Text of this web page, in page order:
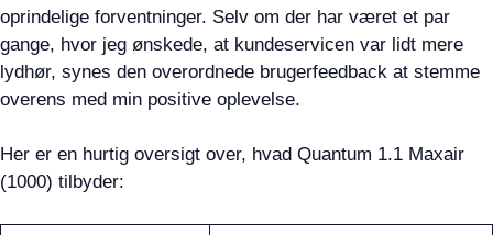
oprindelige forventninger. Selv om der har været et par
gange, hvor jeg ønskede, at kundeservicen var lidt mere
lydhør, synes den overordnede brugerfeedback at stemme
overens med min positive oplevelse.
Her er en hurtig oversigt over, hvad Quantum 1.1 Maxair
(1000) tilbyder: